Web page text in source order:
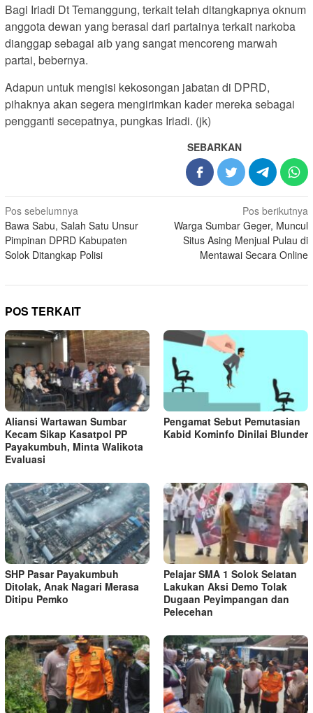
Bagi Iriadi Dt Temanggung, terkait telah ditangkapnya oknum
anggota dewan yang berasal dari partainya terkait narkoba
dianggap sebagai aib yang sangat mencoreng marwah
partai, bebernya.
Adapun untuk mengisi kekosongan jabatan di DPRD,
pihaknya akan segera mengirimkan kader mereka sebagai
pengganti secepatnya, pungkas Iriadi. (jk)
SEBARKAN
Navigasi
pos
Pos sebelumnya
Bawa Sabu, Salah Satu Unsur
Pimpinan DPRD Kabupaten
Solok Ditangkap Polisi
Pos berikutnya
Warga Sumbar Geger, Muncul
Situs Asing Menjual Pulau di
Mentawai Secara Online
POS TERKAIT
Aliansi Wartawan Sumbar
Kecam Sikap Kasatpol PP
Payakumbuh, Minta Walikota
Evaluasi
Pengamat Sebut Pemutasian
Kabid Kominfo Dinilai Blunder
SHP Pasar Payakumbuh
Ditolak, Anak Nagari Merasa
Ditipu Pemko
Pelajar SMA 1 Solok Selatan
Lakukan Aksi Demo Tolak
Dugaan Peyimpangan dan
Pelecehan